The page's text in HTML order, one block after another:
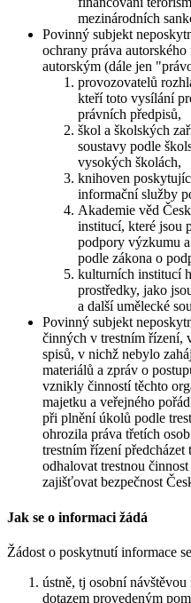
mezinárodních
Povinný subjekt
ochrany práva
autorským (dále jen
provozovatelů
kteří toto vysílání
právních předpisů,
škol a školských
soustavy podle
vysokých školách,
knihoven
informační služby
Akademie věd
institucí, které jsou
podpory výzkumu
podle zákona o
kulturních institucí
prostředky, jako
a další umělecké
Povinný subjekt
činných v trestním řízení,
spisů, v nichž nebylo
materiálů a zpráv o
vznikly činností těchto
majetku a veřejného
při plnění úkolů podle
ohrozila práva třetích
trestním řízení předcházet
odhalovat trestnou
zajišťovat bezpečnost
Jak se o informaci žádá
Žádost o poskytnutí informace
ústně, tj osobní
dotazem provedeným